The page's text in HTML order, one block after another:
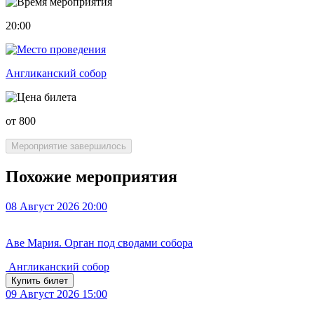
20:00
Англиканский собор
от 800
Мероприятие завершилось
Похожие мероприятия
08 Август 2026 20:00
Аве Мария. Орган под сводами собора
Англиканский собор
Купить билет
09 Август 2026 15:00